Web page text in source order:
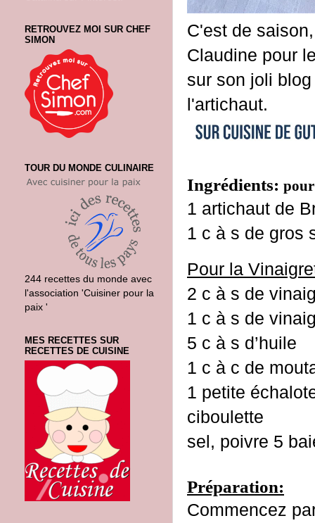
C'est de
Claudine pour
sur son joli
l'artichaut.
Ingrédients: pour
1 artichaut de
1 c à s de gros
Pour la
2 c à s de
1 c à s de
5 c à s d’huile
1 c à c de
1 petite
ciboulette
sel, poivre 5
Préparation:
Commencez
RETROUVEZ MOI SUR CHEF
SIMON
TOUR DU MONDE CULINAIRE
244 recettes du monde avec
l'association 'Cuisiner pour la
paix '
MES RECETTES SUR
RECETTES DE CUISINE